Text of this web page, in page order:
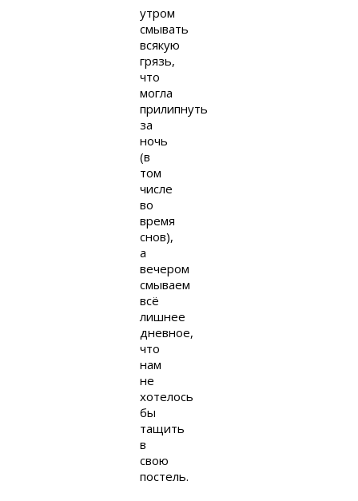
утром
смывать
всякую
грязь,
что
могла
прилипнуть
за
ночь
(в
том
числе
во
время
снов),
а
вечером
смываем
всё
лишнее
дневное,
что
нам
не
хотелось
бы
тащить
в
свою
постель.